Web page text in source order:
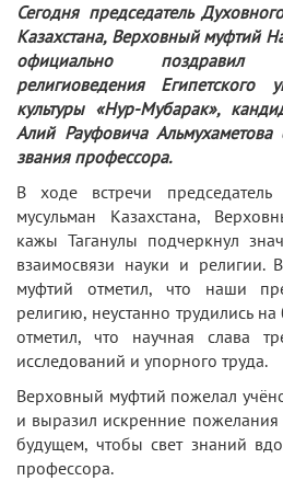
Сегодня председатель
Казахстана, Верховный муфтий
официально
религиоведения Египетского
культуры «Нур-Мубарак»,
Алий Рауфовича
звания профессора.
В ходе встречи председатель
мусульман Казахстана,
кажы Таганулы подчеркнул
взаимосвязи науки и религии.
муфтий отметил, что наши
религию, неустанно трудились
отметил, что научная слава
исследований и упорного труда.
Верховный муфтий пожелал
и выразил искренние
будущем, чтобы свет знаний
профессора.